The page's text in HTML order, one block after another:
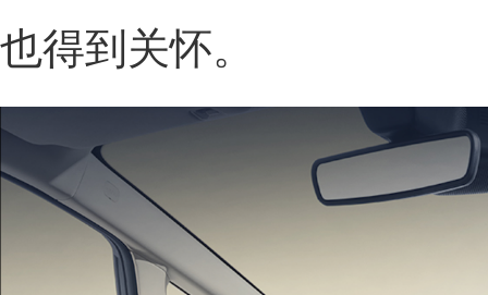
也得到关怀。